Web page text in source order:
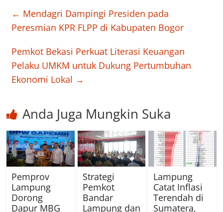
← Mendagri Dampingi Presiden pada
Peresmian KPR FLPP di Kabupaten Bogor
Pemkot Bekasi Perkuat Literasi Keuangan
Pelaku UMKM untuk Dukung Pertumbuhan
Ekonomi Lokal →
Anda Juga Mungkin Suka
Pemprov
Lampung
Dorong
Dapur MBG
Strategi
Pemkot
Bandar
Lampung dan
Lampung
Catat Inflasi
Terendah di
Sumatera,